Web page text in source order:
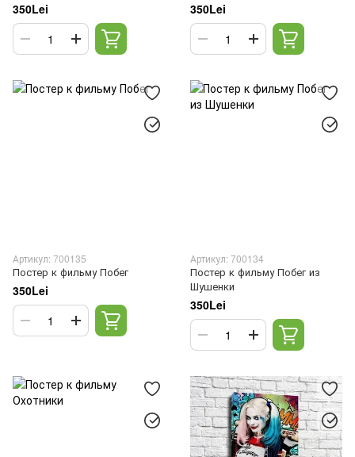
350Lei 350Lei
Артикул: 700135
Постер к фильму Побег
350Lei
Артикул: 700134
Постер к фильму Побег из
Шушенки
350Lei